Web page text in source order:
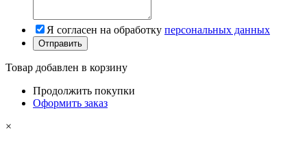
Я согласен на обработку персональных данных
Товар добавлен в корзину
Продолжить покупки
Оформить заказ
×